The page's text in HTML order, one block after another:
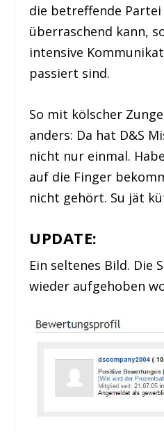
die betreffende
überraschend kann,
intensive
passiert sind.
So mit kölscher
anders: Da hat D&S
nicht nur einmal.
auf die Finger
nicht gehört. Su jät
UPDATE:
Ein seltenes Bild. Die
wieder aufgehoben